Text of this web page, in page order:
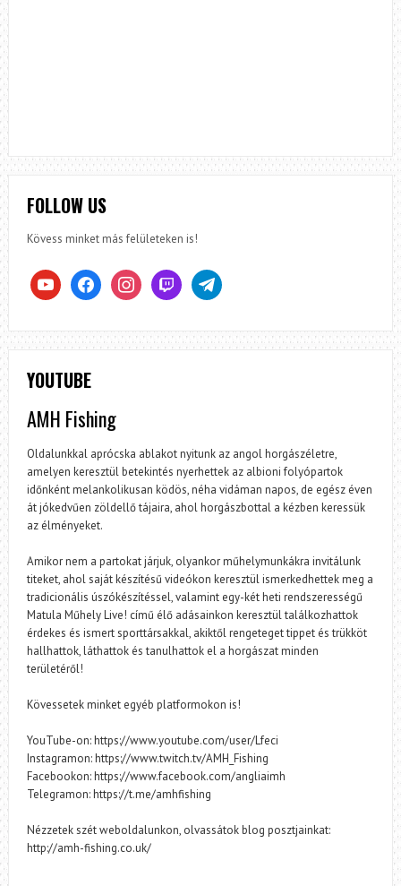
FOLLOW US
Kövess minket más felületeken is!
youtube facebookinstagramtwitch telegram
YOUTUBE
AMH Fishing
Oldalunkkal aprócska ablakot nyitunk az angol horgászéletre,
amelyen keresztül betekintés nyerhettek az albioni folyópartok
időnként melankolikusan ködös, néha vidáman napos, de egész éven
át jókedvűen zöldellő tájaira, ahol horgászbottal a kézben keressük
az élményeket.
Amikor nem a partokat járjuk, olyankor műhelymunkákra invitálunk
titeket, ahol saját készítésű videókon keresztül ismerkedhettek meg a
tradicionális úszókészítéssel, valamint egy-két heti rendszerességű
Matula Műhely Live! című élő adásainkon keresztül találkozhattok
érdekes és ismert sporttársakkal, akiktől rengeteget tippet és trükköt
hallhattok, láthattok és tanulhattok el a horgászat minden
területéről!
Kövessetek minket egyéb platformokon is!
YouTube-on: https://www.youtube.com/user/Lfeci
Instagramon: https://www.twitch.tv/AMH_Fishing
Facebookon: https://www.facebook.com/angliaimh
Telegramon: https://t.me/amhfishing
Nézzetek szét weboldalunkon, olvassátok blog posztjainkat:
http://amh-fishing.co.uk/